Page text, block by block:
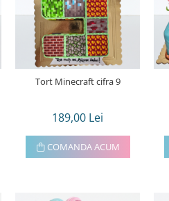
Tort Minecraft cifra 9
189,00 Lei
COMANDA ACUM